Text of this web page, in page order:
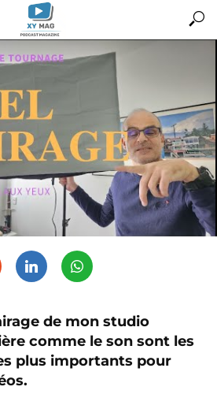
de mon studio
comme le son sont les
plus importants pour